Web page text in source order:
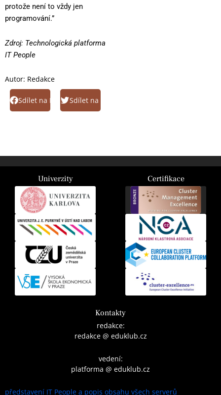
protože není to vždy jen
programování.”
Zdroj: Technologická platforma
IT People
Autor: Redakce
Sdílet na FacebookSdílet na Twitter
Univerzity Certifikace
Kontakty
redakce:
redakce @ eduklub.cz
vedení:
platforma @ eduklub.cz
představení IT People a popis obsahu všech serverů